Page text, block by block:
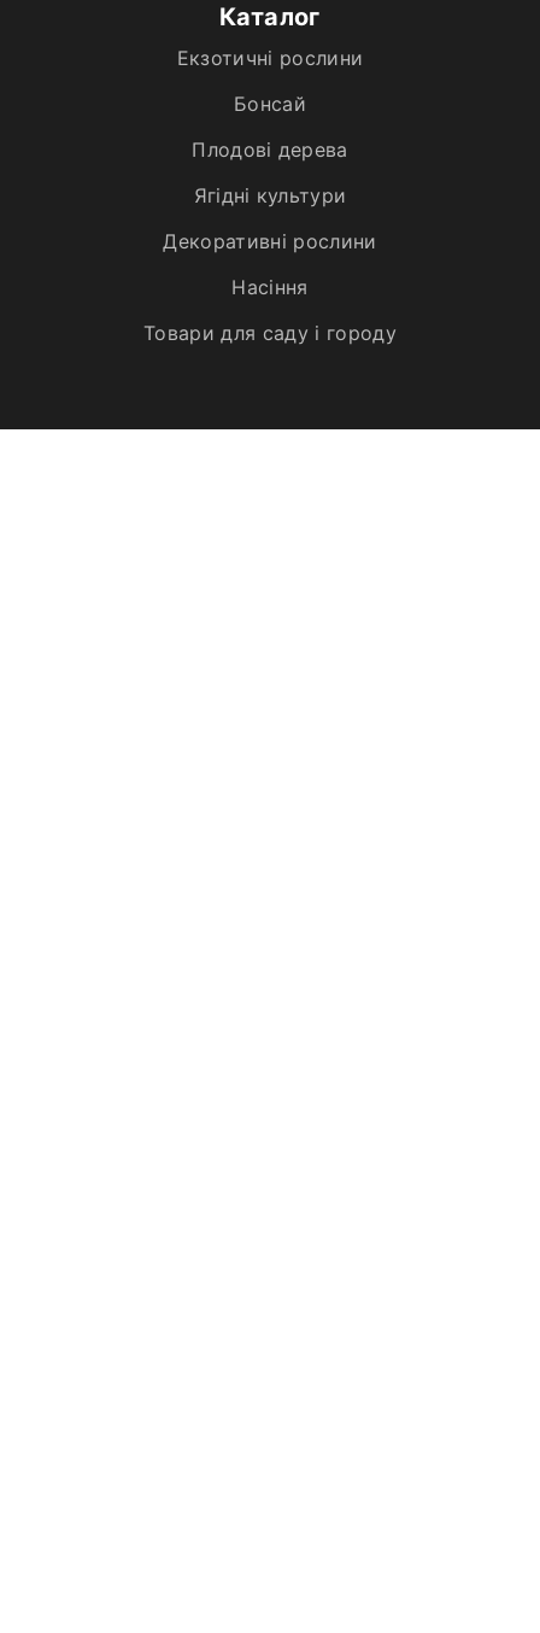
Каталог
Екзотичні рослини
Бонсай
Плодові дерева
Ягідні культури
Декоративні рослини
Насіння
Товари для саду і городу